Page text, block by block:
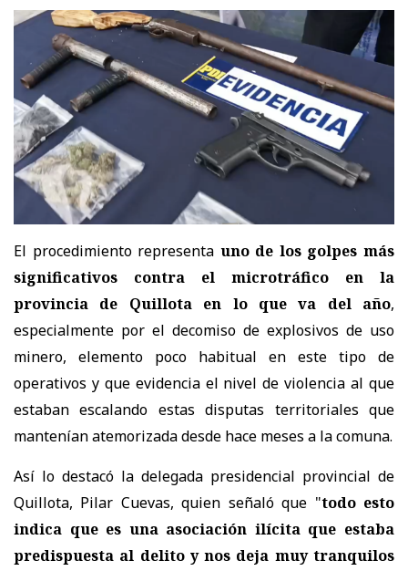
El procedimiento representa uno de los golpes más
significativos contra el microtráfico en la
provincia de Quillota en lo que va del año,
especialmente por el decomiso de explosivos de uso
minero, elemento poco habitual en este tipo de
operativos y que evidencia el nivel de violencia al que
estaban escalando estas disputas territoriales que
mantenían atemorizada desde hace meses a la comuna.
Así lo destacó la delegada presidencial provincial de
Quillota, Pilar Cuevas, quien señaló que "todo esto
indica que es una asociación ilícita que estaba
predispuesta al delito y nos deja muy tranquilos